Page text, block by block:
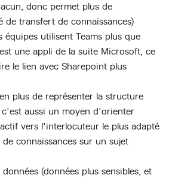
donc permet plus de
de transfert de connaissances)
équipes utilisent Teams plus que
une appli de la suite Microsoft, ce
le lien avec Sharepoint plus
plus de représenter la structure
c'est aussi un moyen d'orienter
vers l'interlocuteur le plus adapté
connaissances sur un sujet
(données plus sensibles, et